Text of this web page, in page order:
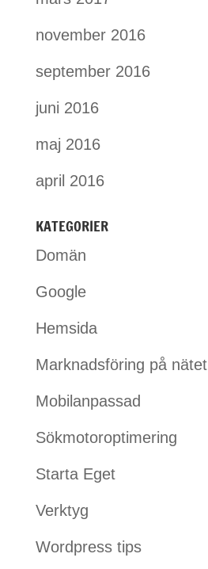
november 2016
september 2016
juni 2016
maj 2016
april 2016
KATEGORIER
Domän
Google
Hemsida
Marknadsföring på nätet
Mobilanpassad
Sökmotoroptimering
Starta Eget
Verktyg
Wordpress tips